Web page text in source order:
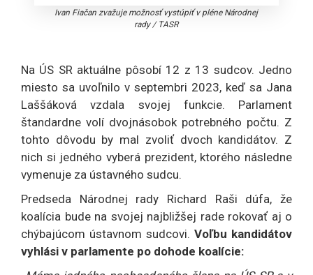
Ivan Fiačan zvažuje možnosť vystúpiť v pléne Národnej
rady/ TASR
Na ÚS SR aktuálne pôsobí 12 z 13 sudcov. Jedno
miesto sa uvoľnilo v septembri 2023, keď sa Jana
Laššáková vzdala svojej funkcie. Parlament
štandardne volí dvojnásobok potrebného počtu. Z
tohto dôvodu by mal zvoliť dvoch kandidátov. Z
nich si jedného vyberá prezident, ktorého následne
vymenuje za ústavného sudcu.
Predseda Národnej rady Richard Raši dúfa, že
koalícia bude na svojej najbližšej rade rokovať aj o
chýbajúcom ústavnom sudcovi. Voľbu kandidátov
vyhlási v parlamente po dohode koalície: